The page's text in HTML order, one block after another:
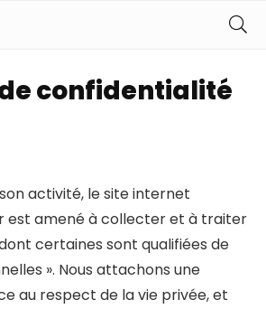
confidentialité
activité, le site internet
est amené à collecter et à traiter
certaines sont qualifiées de
». Nous attachons une
au respect de la vie privée, et